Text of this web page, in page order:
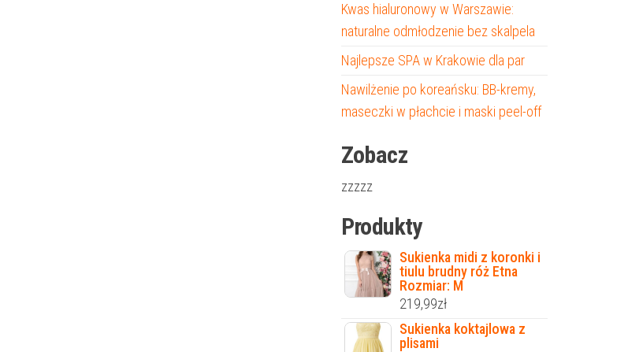
Kwas hialuronowy w Warszawie:
naturalne odmłodzenie bez skalpela
Najlepsze SPA w Krakowie dla par
Nawilżenie po koreańsku: BB-kremy,
maseczki w płachcie i maski peel-off
Zobacz
zzzzz
Produkty
Sukienka midi z koronki i
tiulu brudny róż Etna
Rozmiar: M
219,99zł
Sukienka koktajlowa z
plisami